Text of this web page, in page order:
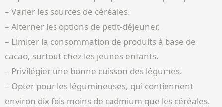
– Varier les sources de céréales.
– Alterner les options de petit-déjeuner.
– Limiter la consommation de produits à base de
cacao, surtout chez les jeunes enfants.
– Privilégier une bonne cuisson des légumes.
– Opter pour les légumineuses, qui contiennent
environ dix fois moins de cadmium que les céréales.